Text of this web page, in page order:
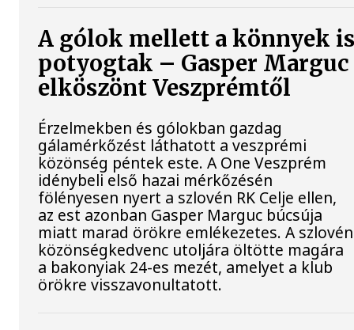
A gólok mellett a könnyek
potyogtak – Gasper Marguc
elköszönt Veszprémtől
Érzelmekben és gólokban gazdag
gálamérkőzést láthatott a veszprémi
közönség péntek este. A One Veszprém
idénybeli első hazai mérkőzésén
fölényesen nyert a szlovén RK Celje ellen,
az est azonban Gasper Marguc búcsúja
miatt marad örökre emlékezetes. A szlovén
közönségkedvenc utoljára öltötte magára
a bakonyiak 24-es mezét, amelyet a klub
örökre visszavonultatott.